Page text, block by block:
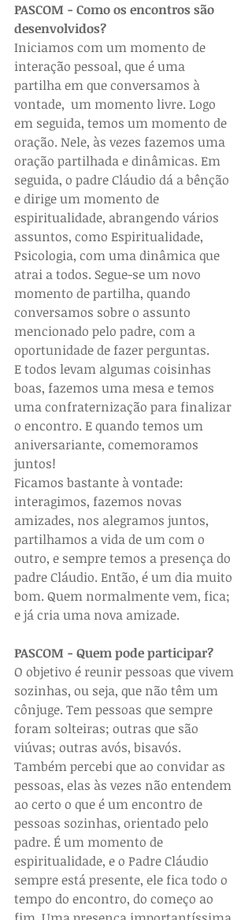
PASCOM - Como os encontros são
desenvolvidos?
Iniciamos com um momento de
interação pessoal, que é uma
partilha em que conversamos à
vontade,  um momento livre. Logo
em seguida, temos um momento de
oração. Nele, às vezes fazemos uma
oração partilhada e dinâmicas. Em
seguida, o padre Cláudio dá a bênção
e dirige um momento de
espiritualidade, abrangendo vários
assuntos, como Espiritualidade,
Psicologia, com uma dinâmica que
atrai a todos. Segue-se um novo
momento de partilha, quando
conversamos sobre o assunto
mencionado pelo padre, com a
oportunidade de fazer perguntas.
E todos levam algumas coisinhas
boas, fazemos uma mesa e temos
uma confraternização para finalizar
o encontro. E quando temos um
aniversariante, comemoramos
juntos!
Ficamos bastante à vontade:
interagimos, fazemos novas
amizades, nos alegramos juntos,
partilhamos a vida de um com o
outro, e sempre temos a presença do
padre Cláudio. Então, é um dia muito
bom. Quem normalmente vem, fica;
e já cria uma nova amizade.
PASCOM - Quem pode participar?
O objetivo é reunir pessoas que vivem
sozinhas, ou seja, que não têm um
cônjuge. Tem pessoas que sempre
foram solteiras; outras que são
viúvas; outras avós, bisavós.
Também percebi que ao convidar as
pessoas, elas às vezes não entendem
ao certo o que é um encontro de
pessoas sozinhas, orientado pelo
padre. É um momento de
espiritualidade, e o Padre Cláudio
sempre está presente, ele fica todo o
tempo do encontro, do começo ao